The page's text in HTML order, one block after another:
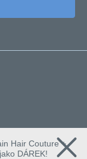
Hair Couture +
DÁREK!